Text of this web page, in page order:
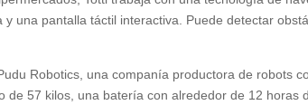
y una pantalla táctil interactiva. Puede detectar
Robotics, una companía productora de robots
de 57 kilos, una batería con alrededor de 12 horas